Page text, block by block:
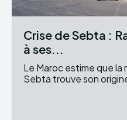
Crise de Sebta :
à ses...
Le Maroc estime que
Sebta trouve son